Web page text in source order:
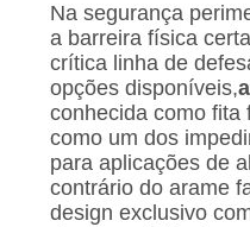
Na segurança
a barreira física
crítica linha de
opções disponíveis,
conhecida como fita
como um dos
para aplicações de
contrário do arame
design exclusivo